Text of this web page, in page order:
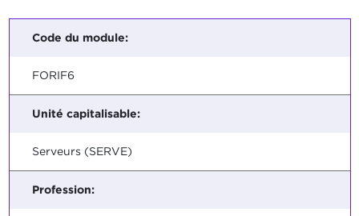
Code du module:
FORIF6
Unité capitalisable:
Serveurs (SERVE)
Profession: